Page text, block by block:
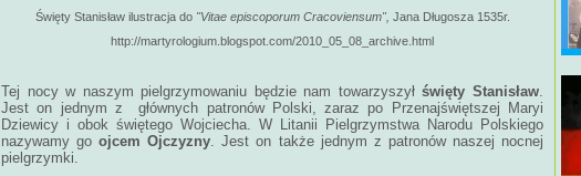
Święty Stanisław ilustracja do "Vitae episcoporum Cracoviensum", Jana Długosza 1535r.
http://martyrologium.blogspot.com/2010_05_08_archive.html
Tej nocy w naszym pielgrzymowaniu będzie nam towarzyszyłświęty Stanisław.
Jest on jednym z głównych patronów Polski, zaraz po Przenajświętszej Maryi
Dziewicy i obok świętego Wojciecha. W Litanii Pielgrzymstwa Narodu Polskiego
nazywamy go ojcem Ojczyzny. Jest on także jednym z patronów naszej nocnej
pielgrzymki.